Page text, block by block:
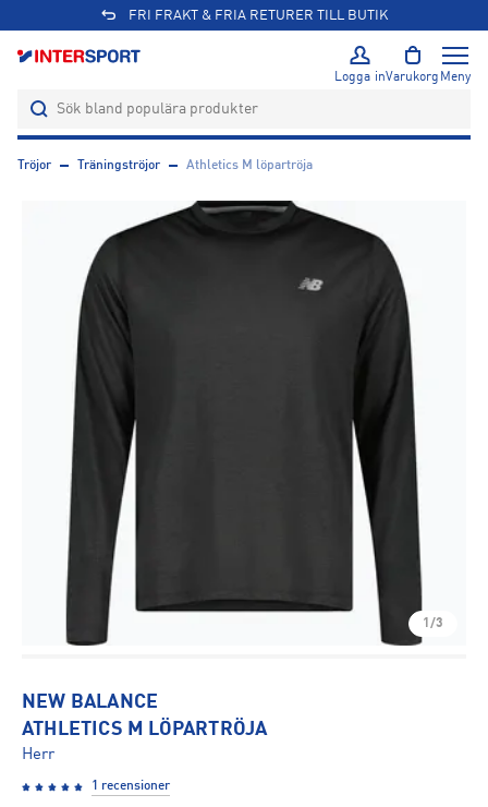
FRI FRAKT & FRIA RETURER TILL BUTIK
Logga inVarukorg Meny
Tröjor Träningströjor Athletics M löpartröja
1/3
NEW BALANCE
ATHLETICS M LÖPARTRÖJA
Herr
1 recensioner